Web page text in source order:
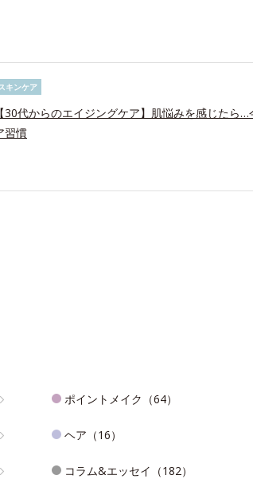
キンケア
【30代からのエイジングケア】肌悩みを感じたら
習慣
ポイントメイク（64）
ヘア（16）
コラム&エッセイ（182）